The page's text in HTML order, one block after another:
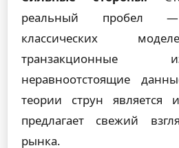
реальный пробел —
классических
неравноотстоящие
теории струн является
предлагает свежий
рынка.